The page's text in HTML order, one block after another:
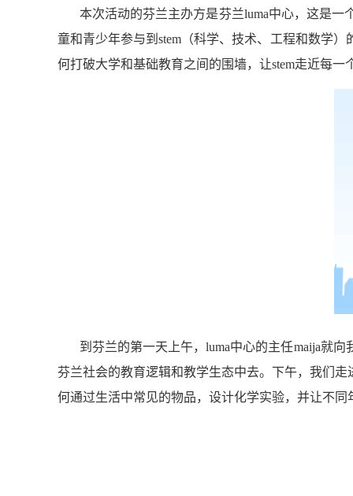
本次活动的芬兰主办方是芬兰luma中心，这是
童和青少年参与到stem（科学、技术、工程和数学
何打破大学和基础教育之间的围墙，让stem走近每一
到芬兰的第一天上午，luma中心的主任maija就
芬兰社会的教育逻辑和教学生态中去。下午，我们
何通过生活中常见的物品，设计化学实验，并让不